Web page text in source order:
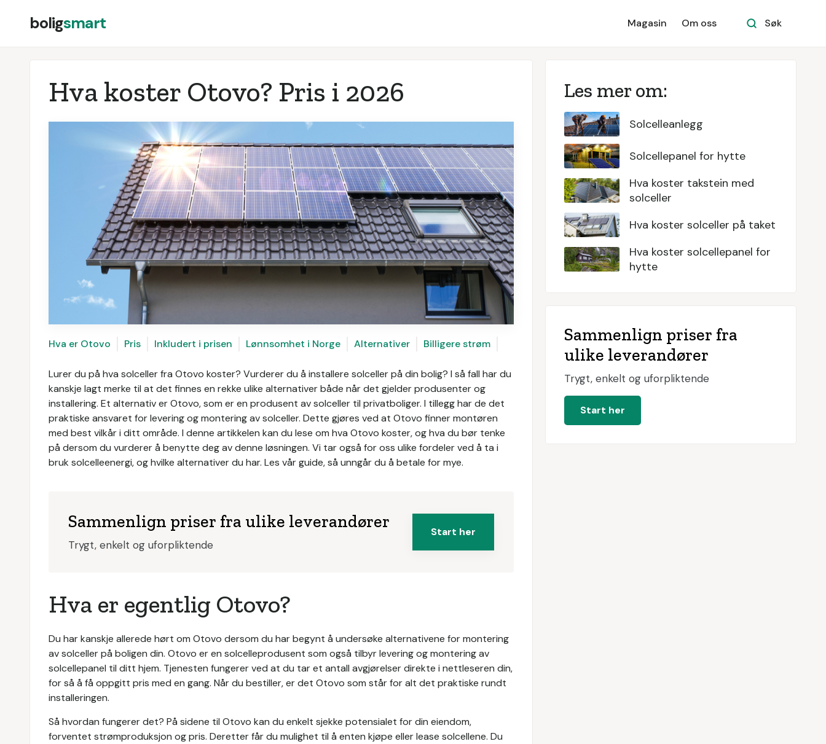
boligsmart Magasin Om oss Søk
Hva koster Otovo? Pris i 2026
Hva er Otovo Pris Inkludert i prisen Lønnsomhet i Norge Alternativer Billigere strøm
Lurer du på hva solceller fra Otovo koster? Vurderer du å installere solceller på din bolig? I så fall har du
kanskje lagt merke til at det finnes en rekke ulike alternativer både når det gjelder produsenter og
installering. Et alternativ er Otovo, som er en produsent av solceller til privatboliger. I tillegg har de det
praktiske ansvaret for levering og montering av solceller. Dette gjøres ved at Otovo finner montøren
med best vilkår i ditt område. I denne artikkelen kan du lese om hva Otovo koster, og hva du bør tenke
på dersom du vurderer å benytte deg av denne løsningen. Vi tar også for oss ulike fordeler ved å ta i
bruk solcelleenergi, og hvilke alternativer du har. Les vår guide, så unngår du å betale for mye.
Sammenlign priser fra ulike leverandører
Trygt, enkelt og uforpliktende
Start her
Hva er egentlig Otovo?
Du har kanskje allerede hørt om Otovo dersom du har begynt å undersøke alternativene for montering
av solceller på boligen din. Otovo er en solcelleprodusent som også tilbyr levering og montering av
solcellepanel til ditt hjem. Tjenesten fungerer ved at du tar et antall avgjørelser direkte i nettleseren din,
for så å få oppgitt pris med en gang. Når du bestiller, er det Otovo som står for alt det praktiske rundt
installeringen.
Så hvordan fungerer det? På sidene til Otovo kan du enkelt sjekke potensialet for din eiendom,
forventet strømproduksjon og pris. Deretter får du mulighet til å enten kjøpe eller lease solcellene. Du
Les mer om:
Solcelleanlegg
Solcellepanel for hytte
Hva koster takstein med
solceller
Hva koster solceller på taket
Hva koster solcellepanel for
hytte
Sammenlign priser fra
ulike leverandører
Trygt, enkelt og uforpliktende
Start her